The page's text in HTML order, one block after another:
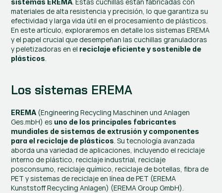
sistemas EREMA
materiales de alta resistencia y precisión, lo que garantiza su
efectividad y larga vida útil en el procesamiento de plásticos.
En este artículo, exploraremos en detalle los sistemas EREMA
y el papel crucial que desempeñan las cuchillas granuladoras
y peletizadoras en el reciclaje eficiente y sostenible de
plásticos.
Los sistemas EREMA
EREMA (Engineering Recycling Maschinen und Anlagen
Ges.mbH) es uno de los principales fabricantes
mundiales de sistemas de extrusión y componentes
para el reciclaje de plásticos. Su tecnología avanzada
aborda una variedad de aplicaciones, incluyendo el reciclaje
interno de plástico, reciclaje industrial, reciclaje
posconsumo, reciclaje químico, reciclaje de botellas, fibra de
PET y sistemas de reciclaje en línea de PET​ (EREMA
Kunststoff Recycling Anlagen)​​ (EREMA Group GmbH)​.